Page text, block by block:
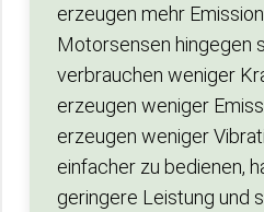
erzeugen mehr
Motorsensen hingegen
verbrauchen weniger
erzeugen weniger
erzeugen weniger
einfacher zu bedienen,
geringere Leistung und